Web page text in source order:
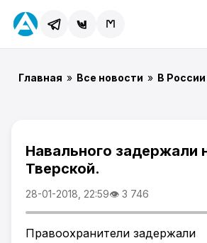
Главная » Все новости » В России
Навального задержали
Тверской.
28-01-2018, 22:59👁 3 746
Правоохранители задержали